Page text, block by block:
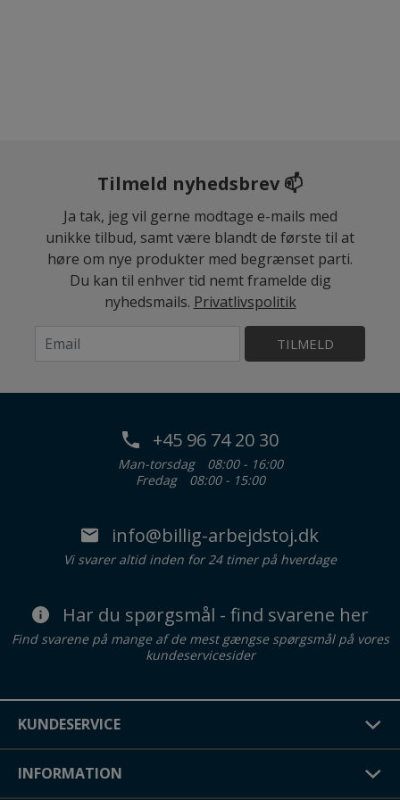
Tilmeld nyhedsbrev 📫
Ja tak, jeg vil gerne modtage e-mails med
unikke tilbud, samt være blandt de første til at
høre om nye produkter med begrænset parti.
Du kan til enhver tid nemt framelde dig
nyhedsmails. Privatlivspolitik
TILMELD
+45 96 74 20 30
Man-torsdag
08:00 - 16:00
Fredag
08:00 - 15:00
info@billig-arbejdstoj.dk
Vi svarer altid inden for 24 timer på hverdage
Har du spørgsmål - find svarene her
Find svarene på mange af de mest gængse spørgsmål på vores
kundeservicesider
KUNDESERVICE
INFORMATION